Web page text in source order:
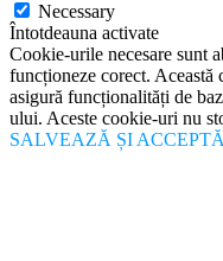
Necessary
Întotdeauna activate
Cookie-urile necesare sunt
funcționeze corect.
asigură funcționalități de
ului. Aceste cookie-uri nu
SALVEAZĂ ȘI